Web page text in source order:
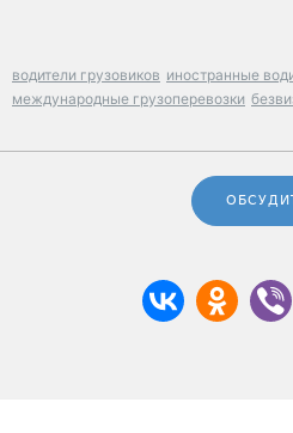
водители грузовиков иностранные
международные грузоперевозки